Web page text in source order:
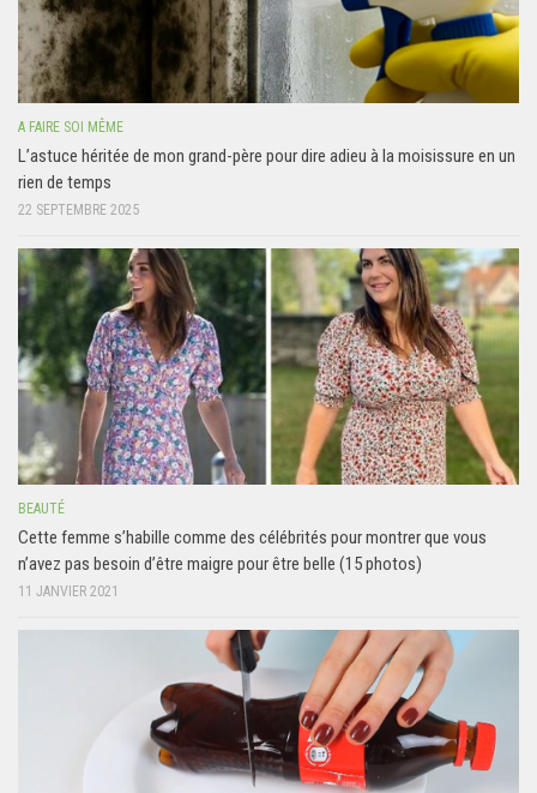
A FAIRE SOI MÊME
L’astuce héritée de mon grand-père pour dire adieu à la moisissure en un
rien de temps
22 SEPTEMBRE 2025
BEAUTÉ
Cette femme s’habille comme des célébrités pour montrer que vous
n’avez pas besoin d’être maigre pour être belle (15 photos)
11 JANVIER 2021